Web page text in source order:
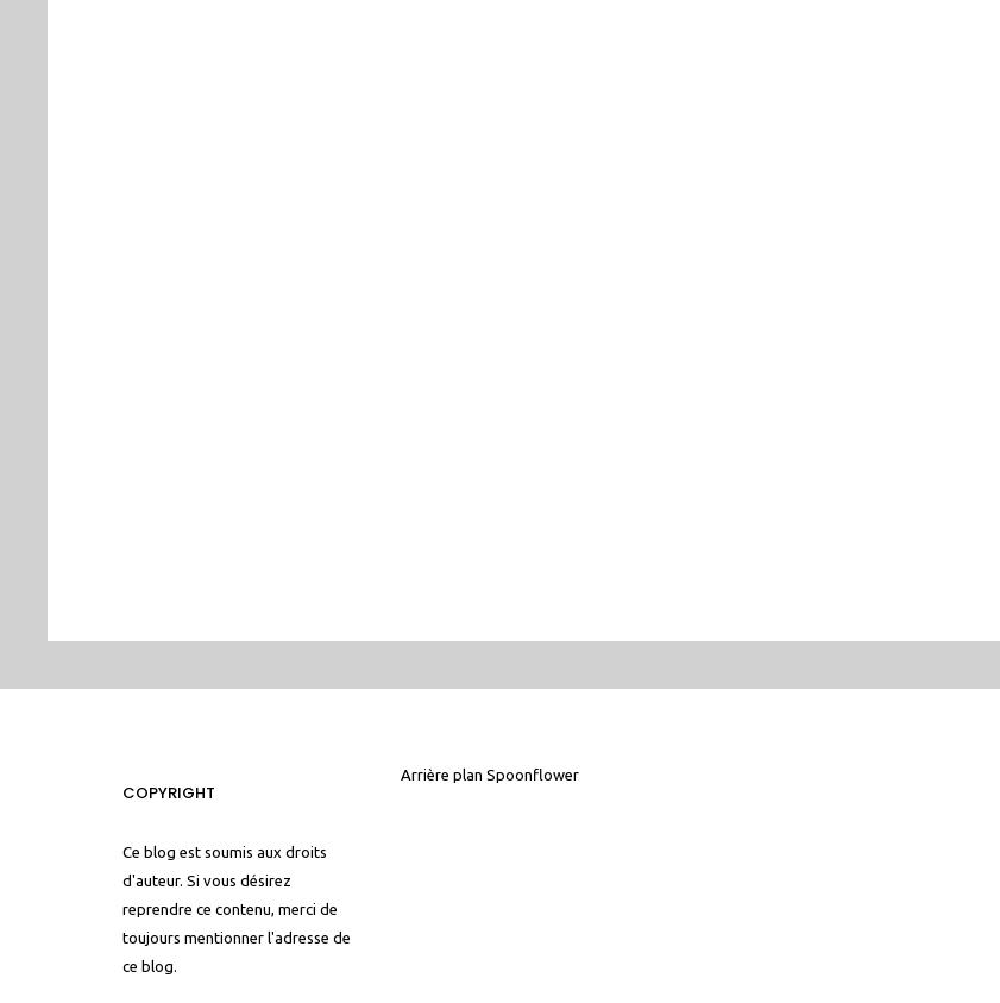
COPYRIGHT
Ce blog est soumis aux droits
d'auteur. Si vous désirez
reprendre ce contenu, merci de
toujours mentionner l'adresse de
ce blog.
Arrière plan Spoonflower